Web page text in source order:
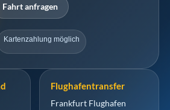
Fahrt anfragen
Kartenzahlung möglich
Flughafentransfer
Frankfurt Flughafen